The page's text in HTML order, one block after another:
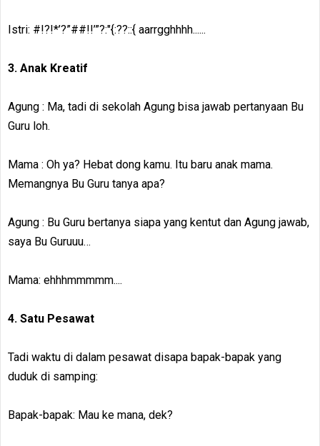
Istri: #!?!*’?”##!!’”?:"{:??::{ aarrgghhhh......
3. Anak Kreatif
Agung : Ma, tadi di sekolah Agung bisa jawab pertanyaan Bu
Guru loh.
Mama : Oh ya? Hebat dong kamu. Itu baru anak mama.
Memangnya Bu Guru tanya apa?
Agung : Bu Guru bertanya siapa yang kentut dan Agung jawab,
saya Bu Guruuu…
Mama: ehhhmmmmm....
4. Satu Pesawat
Tadi waktu di dalam pesawat disapa bapak-bapak yang
duduk di samping:
Bapak-bapak: Mau ke mana, dek?